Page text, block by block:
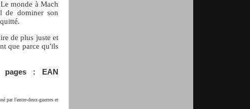
monde à Mach
de dominer son
de plus juste et
que parce qu'ils
: EAN
par l'entre-deux-guerres et